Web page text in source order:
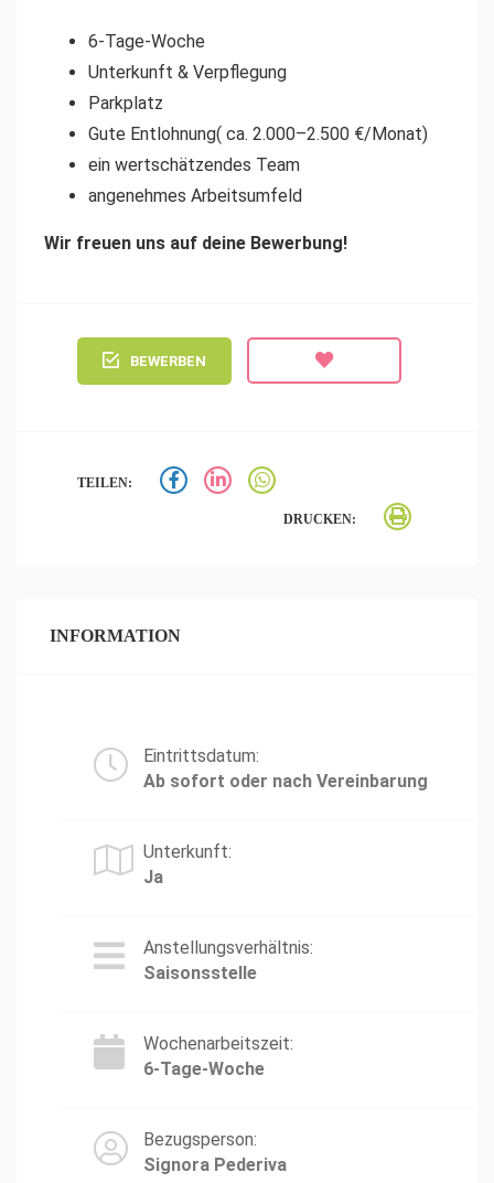
6-Tage-Woche
Unterkunft & Verpflegung
Parkplatz
Gute Entlohnung( ca. 2.000–2.500 €/Monat)
ein wertschätzendes Team
angenehmes Arbeitsumfeld
Wir freuen uns auf deine Bewerbung!
BEWERBEN
TEILEN:
DRUCKEN:
INFORMATION
Eintrittsdatum:
Ab sofort oder nach Vereinbarung
Unterkunft:
Ja
Anstellungsverhältnis:
Saisonsstelle
Wochenarbeitszeit:
6-Tage-Woche
Bezugsperson:
Signora Pederiva